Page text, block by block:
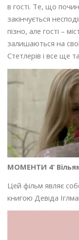
в гості. Те, що
закінчується
пізно, але гості –
залишаються на
Стетлерів і все ще
МОМЕНТИ 4’
Цей фільм являє
книгою Девіда